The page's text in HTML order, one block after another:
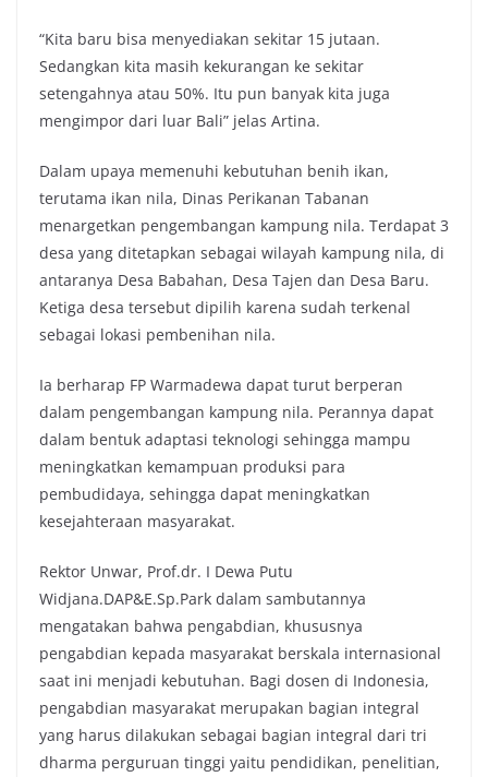
“Kita baru bisa menyediakan sekitar 15 jutaan.
Sedangkan kita masih kekurangan ke sekitar
setengahnya atau 50%. Itu pun banyak kita juga
mengimpor dari luar Bali” jelas Artina.
Dalam upaya memenuhi kebutuhan benih ikan,
terutama ikan nila, Dinas Perikanan Tabanan
menargetkan pengembangan kampung nila. Terdapat 3
desa yang ditetapkan sebagai wilayah kampung nila, di
antaranya Desa Babahan, Desa Tajen dan Desa Baru.
Ketiga desa tersebut dipilih karena sudah terkenal
sebagai lokasi pembenihan nila.
Ia berharap FP Warmadewa dapat turut berperan
dalam pengembangan kampung nila. Perannya dapat
dalam bentuk adaptasi teknologi sehingga mampu
meningkatkan kemampuan produksi para
pembudidaya, sehingga dapat meningkatkan
kesejahteraan masyarakat.
Rektor Unwar, Prof.dr. I Dewa Putu
Widjana.DAP&E.Sp.Park dalam sambutannya
mengatakan bahwa pengabdian, khususnya
pengabdian kepada masyarakat berskala internasional
saat ini menjadi kebutuhan. Bagi dosen di Indonesia,
pengabdian masyarakat merupakan bagian integral
yang harus dilakukan sebagai bagian integral dari tri
dharma perguruan tinggi yaitu pendidikan, penelitian,